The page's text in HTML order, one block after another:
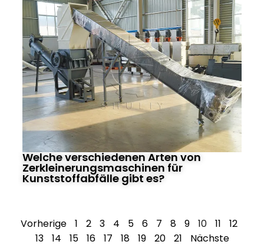
Welche verschiedenen Arten von
Zerkleinerungsmaschinen für
Kunststoffabfälle gibt es?
Vorherige 1 2 3 4 5 6 7 8 9 10 11
12
13
14 15 16 17 18 19 20 21 Nächste